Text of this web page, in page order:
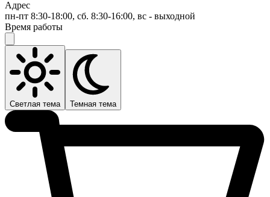
Адрес
пн-пт 8:30-18:00, сб. 8:30-16:00, вс - выходной
Время работы
Светлая тема Темная тема